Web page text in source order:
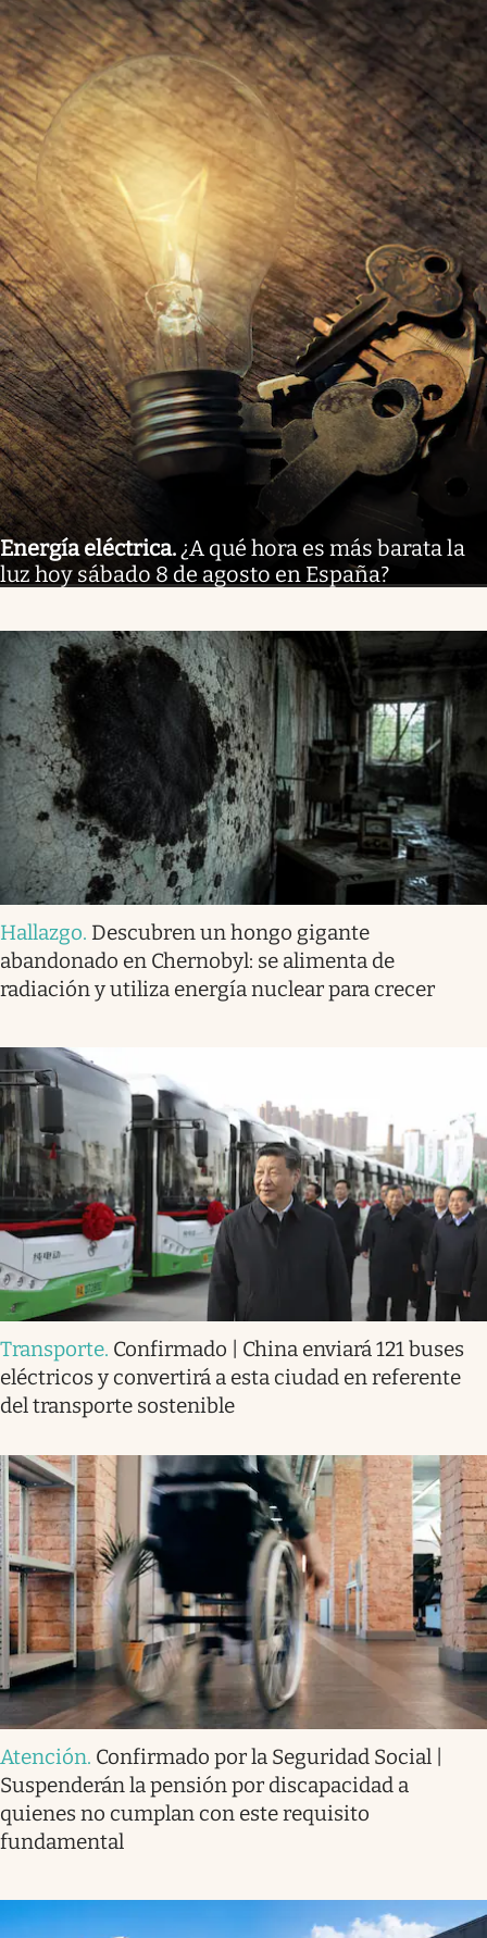
Energía eléctrica. ¿A qué hora es más barata la
luz hoy sábado 8 de agosto en España?
Hallazgo. Descubren un hongo gigante
abandonado en Chernobyl: se alimenta de
radiación y utiliza energía nuclear para crecer
Transporte. Confirmado | China enviará 121 buses
eléctricos y convertirá a esta ciudad en referente
del transporte sostenible
Atención. Confirmado por la Seguridad Social |
Suspenderán la pensión por discapacidad a
quienes no cumplan con este requisito
fundamental